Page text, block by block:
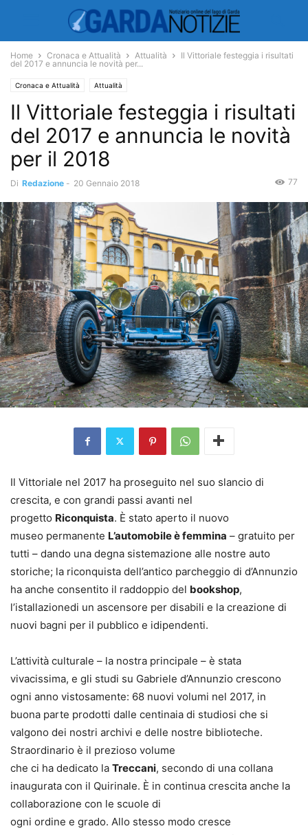
Home Cronaca e Attualità Attualità
Il Vittoriale festeggia i risultati
del 2017 e annuncia le novità per...
Cronaca e Attualità Attualità
Il Vittoriale festeggia i risultati
del 2017 e annuncia le novità
per il 2018
Di Redazione - 20 Gennaio 2018 77
Il Vittoriale nel 2017 ha proseguito nel suo slancio di
crescita, e con grandi passi avanti nel
progetto Riconquista. È stato aperto il nuovo
museo permanente L’automobile è femmina – gratuito per
tutti – dando una degna sistemazione alle nostre auto
storiche; la riconquista dell’antico parcheggio di d’Annunzio
ha anche consentito il raddoppio del bookshop,
l’istallazionedi un ascensore per disabili e la creazione di
nuovi bagni per il pubblico e idipendenti.
L’attività culturale – la nostra principale – è stata
vivacissima, e gli studi su Gabriele d’Annunzio crescono
ogni anno vistosamente: 68 nuovi volumi nel 2017, in
buona parte prodotti dalle centinaia di studiosi che si
valgono dei nostri archivi e delle nostre biblioteche.
Straordinario è il prezioso volume
che ci ha dedicato la Treccani, secondo di una collana
inaugurata con il Quirinale. È in continua crescita anche la
collaborazione con le scuole di
ogni ordine e grado. Allo stesso modo cresce